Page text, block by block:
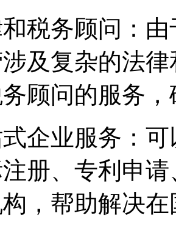
务顾问：由
及复杂的法
顾问的服务
业服务：可
册、专利申
，帮助解决